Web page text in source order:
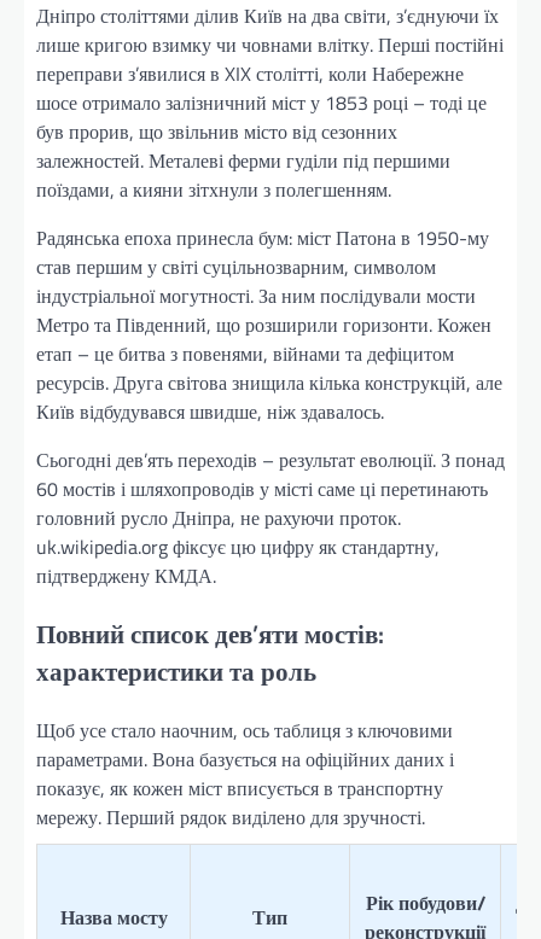
Дніпро століттями ділив Київ на два світи, з’єднуючи їх
лише кригою взимку чи човнами влітку. Перші постійні
переправи з’явилися в XIX столітті, коли Набережне
шосе отримало залізничний міст у 1853 році – тоді це
був прорив, що звільнив місто від сезонних
залежностей. Металеві ферми гуділи під першими
поїздами, а кияни зітхнули з полегшенням.
Радянська епоха принесла бум: міст Патона в 1950-му
став першим у світі суцільнозварним, символом
індустріальної могутності. За ним послідували мости
Метро та Південний, що розширили горизонти. Кожен
етап – це битва з повенями, війнами та дефіцитом
ресурсів. Друга світова знищила кілька конструкцій, але
Київ відбудувався швидше, ніж здавалось.
Сьогодні дев’ять переходів – результат еволюції. З понад
60 мостів і шляхопроводів у місті саме ці перетинають
головний русло Дніпра, не рахуючи проток.
uk.wikipedia.org фіксує цю цифру як стандартну,
підтверджену КМДА.
Повний список дев’яти мостів:
характеристики та роль
Щоб усе стало наочним, ось таблиця з ключовими
параметрами. Вона базується на офіційних даних і
показує, як кожен міст вписується в транспортну
мережу. Перший рядок виділено для зручності.
Назва мосту Тип
Рік побудови/
реконструкції